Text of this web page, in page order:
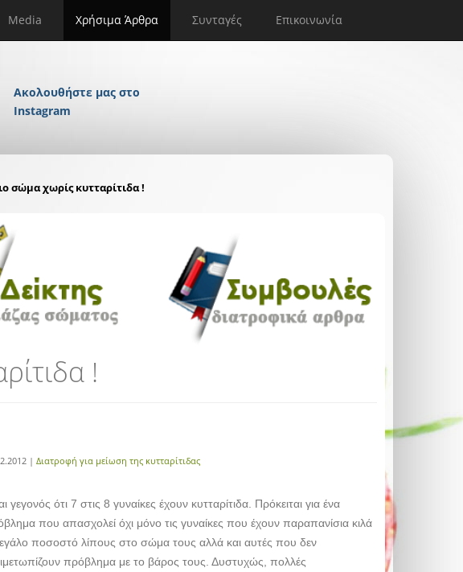
Media Χρήσιμα Άρθρα Συνταγές Επικοινωνία
Ακολουθήστε μας στο
Instagram
σώμα χωρίς κυτταρίτιδα !
!
| Διατροφή για μείωση της κυτταρίτιδας
γεγονός ότι 7 στις 8 γυναίκες έχουν κυτταρίτιδα. Πρόκειται για ένα
που απασχολεί όχι μόνο τις γυναίκες που έχουν παραπανίσια κιλά
ποσοστό λίπους στο σώμα τους αλλά και αυτές που δεν
πρόβλημα με το βάρος τους. Δυστυχώς, πολλές